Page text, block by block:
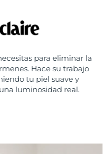
para eliminar la
Hace su trabajo
tu piel suave y
luminosidad real.